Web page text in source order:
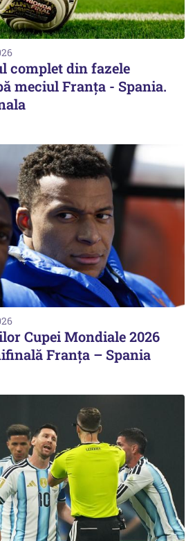
complet din fazele
meciul Franţa - Spania.
Cupei Mondiale 2026
Franța – Spania